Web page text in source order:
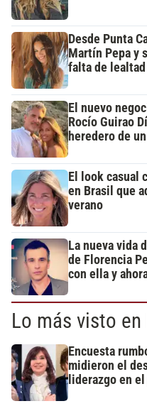
Desde Punta
Martín Pepa y
falta de
El nuevo
Rocío Guirao
heredero de
El look casual
en Brasil que
verano
La nueva vida
de Florencia
con ella y
Lo más visto en
Encuesta
midieron el
liderazgo en